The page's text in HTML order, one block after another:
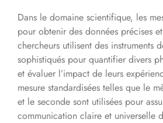
Dans le domaine scientifique, les
pour obtenir des données précises
chercheurs utilisent des instruments
sophistiqués pour quantifier divers
et évaluer l’impact de leurs
mesure standardisées telles que le
et le seconde sont utilisées pour
communication claire et universelle